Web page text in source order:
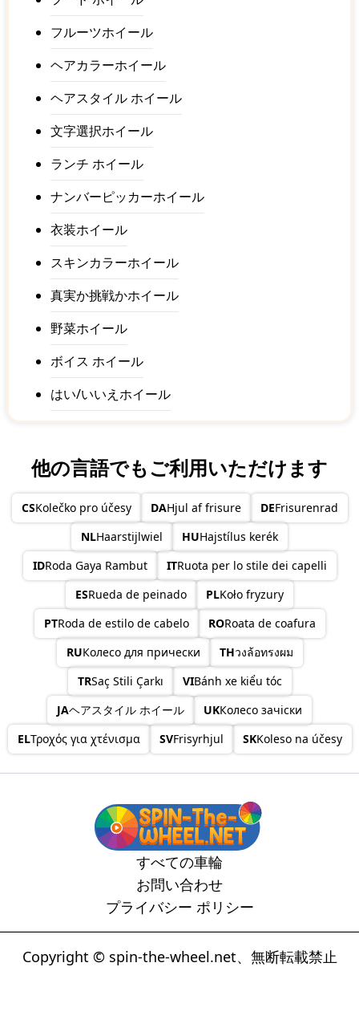
フルーツホイール
ヘアカラーホイール
ヘアスタイル ホイール
文字選択ホイール
ランチ ホイール
ナンバーピッカーホイール
衣装ホイール
スキンカラーホイール
真実か挑戦かホイール
野菜ホイール
ボイス ホイール
はい/いいえホイール
他の言語でもご利用いただけます
CSKolečko pro účesy DAHjul af frisure DEFrisurenrad
NLHaarstijlwiel HUHajstílus kerék
IDRoda Gaya Rambut ITRuota per lo stile dei capelli
ESRueda de peinado PLKoło fryzury
PTRoda de estilo de cabelo RORoata de coafura
RUКолесо для прически THวงล้อทรงผม
TRSaç Stili Çarkı VIBánh xe kiểu tóc
JAヘアスタイル ホイール UKКолесо зачіски
ELΤροχός για χτένισμα SVFrisyrhjul SKKoleso na účesy
すべての車輪
お問い合わせ
プライバシー ポリシー
Copyright © spin-the-wheel.net、無断転載禁止